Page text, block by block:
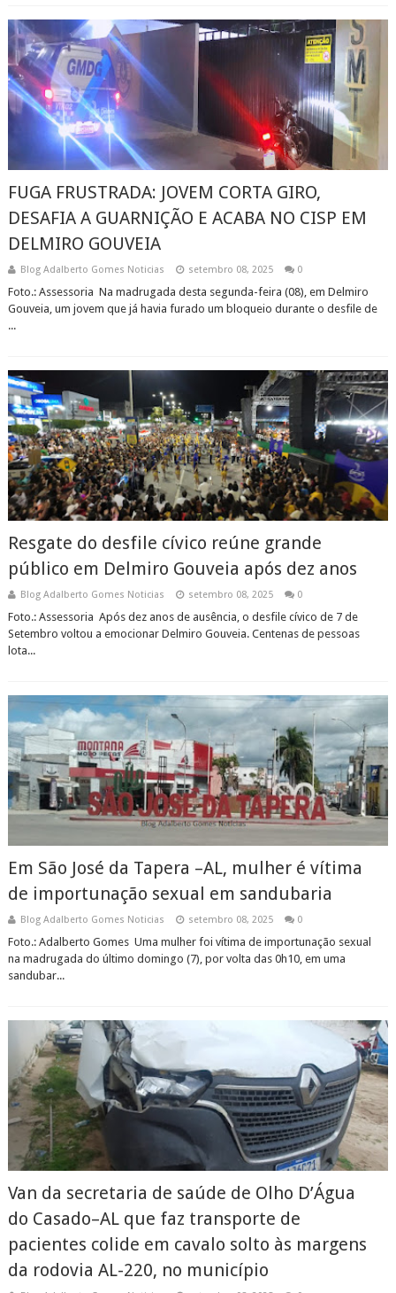
FUGA FRUSTRADA: JOVEM CORTA GIRO,
DESAFIA A GUARNIÇÃO E ACABA NO CISP EM
DELMIRO GOUVEIA
Blog Adalberto Gomes Noticias setembro 08, 2025 0
Foto.: Assessoria Na madrugada desta segunda-feira (08), em Delmiro
Gouveia, um jovem que já havia furado um bloqueio durante o desfile de
...
Resgate do desfile cívico reúne grande
público em Delmiro Gouveia após dez anos
Blog Adalberto Gomes Noticias setembro 08, 2025 0
Foto.: Assessoria Após dez anos de ausência, o desfile cívico de 7 de
Setembro voltou a emocionar Delmiro Gouveia. Centenas de pessoas
lota...
Em São José da Tapera –AL, mulher é vítima
de importunação sexual em sandubaria
Blog Adalberto Gomes Noticias setembro 08, 2025 0
Foto.: Adalberto Gomes Uma mulher foi vítima de importunação sexual
na madrugada do último domingo (7), por volta das 0h10, em uma
sandubar...
Van da secretaria de saúde de Olho D’Água
do Casado–AL que faz transporte de
pacientes colide em cavalo solto às margens
da rodovia AL-220, no município